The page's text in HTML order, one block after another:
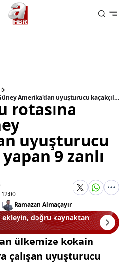
Uyuşturucu rotasına darbe! Güney Amerika'dan uyuşturucu kaçakçılığı yapan 9 zanlı gözaltında
rotasına
uyuşturucu
yapan 9 zanlı
| Ramazan Almaçayır
ekleyin, doğru kaynaktan
ülkemize kokain
çalışan uyuşturucu